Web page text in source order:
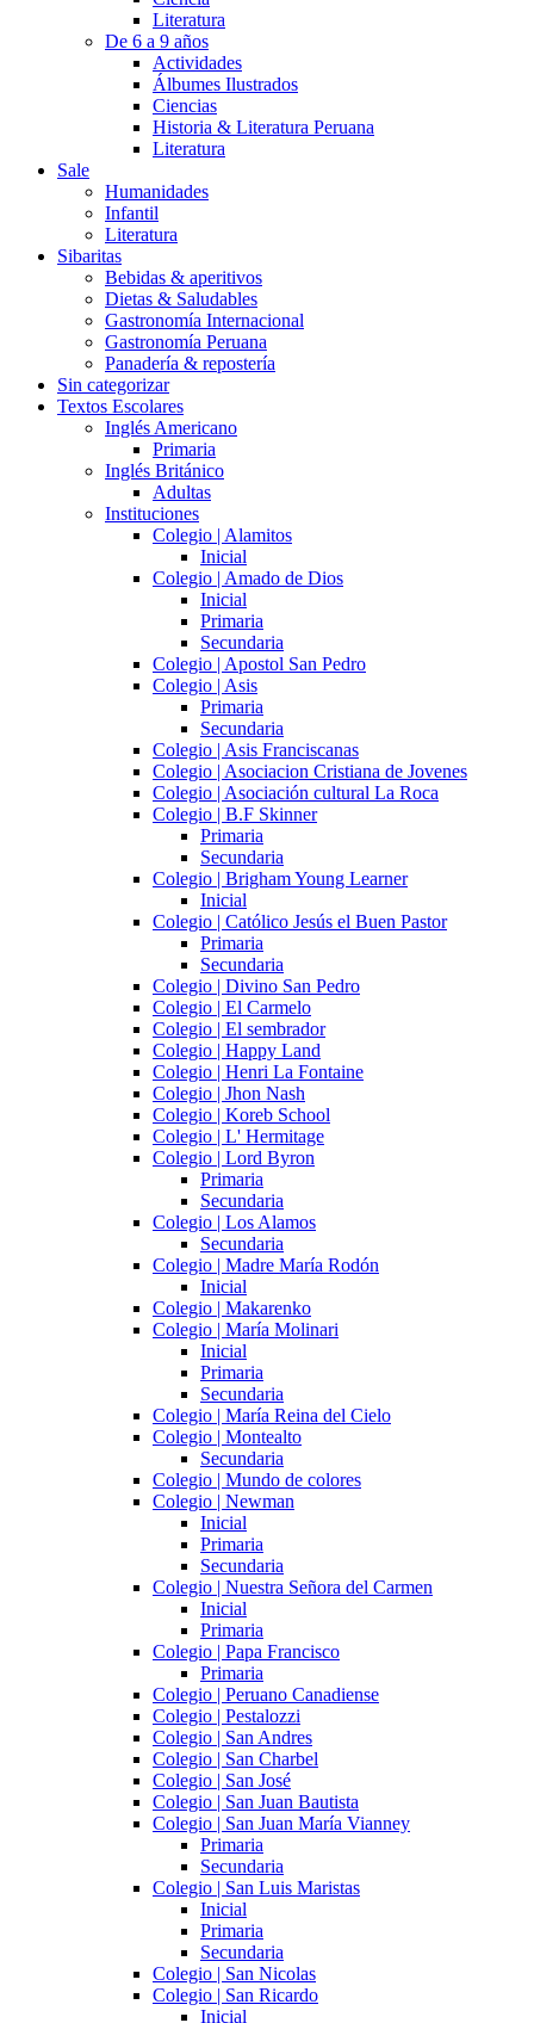
Literatura
De 6 a 9 años
Actividades
Álbumes Ilustrados
Ciencias
Historia & Literatura Peruana
Literatura
Sale
Humanidades
Infantil
Literatura
Sibaritas
Bebidas & aperitivos
Dietas & Saludables
Gastronomía Internacional
Gastronomía Peruana
Panadería & repostería
Sin categorizar
Textos Escolares
Inglés Americano
Primaria
Inglés Británico
Adultas
Instituciones
Colegio | Alamitos
Inicial
Colegio | Amado de Dios
Inicial
Primaria
Secundaria
Colegio | Apostol San Pedro
Colegio | Asis
Primaria
Secundaria
Colegio | Asis Franciscanas
Colegio | Asociacion Cristiana de Jovenes
Colegio | Asociación cultural La Roca
Colegio | B.F Skinner
Primaria
Secundaria
Colegio | Brigham Young Learner
Inicial
Colegio | Católico Jesús el Buen Pastor
Primaria
Secundaria
Colegio | Divino San Pedro
Colegio | El Carmelo
Colegio | El sembrador
Colegio | Happy Land
Colegio | Henri La Fontaine
Colegio | Jhon Nash
Colegio | Koreb School
Colegio | L' Hermitage
Colegio | Lord Byron
Primaria
Secundaria
Colegio | Los Alamos
Secundaria
Colegio | Madre María Rodón
Inicial
Colegio | Makarenko
Colegio | María Molinari
Inicial
Primaria
Secundaria
Colegio | María Reina del Cielo
Colegio | Montealto
Secundaria
Colegio | Mundo de colores
Colegio | Newman
Inicial
Primaria
Secundaria
Colegio | Nuestra Señora del Carmen
Inicial
Primaria
Colegio | Papa Francisco
Primaria
Colegio | Peruano Canadiense
Colegio | Pestalozzi
Colegio | San Andres
Colegio | San Charbel
Colegio | San José
Colegio | San Juan Bautista
Colegio | San Juan María Vianney
Primaria
Secundaria
Colegio | San Luis Maristas
Inicial
Primaria
Secundaria
Colegio | San Nicolas
Colegio | San Ricardo
Inicial